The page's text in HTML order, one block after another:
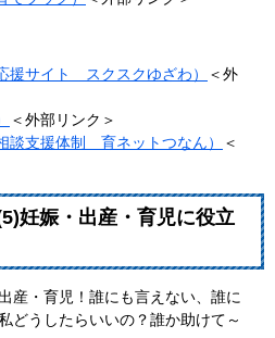
援サイト スクスクゆざわ）
＜外
＜外部リンク＞
談支援体制 育ネットつなん）
＜
妊娠・出産・育児に役立
産・育児！誰にも言えない、誰に
どうしたらいいの？誰か助けて～